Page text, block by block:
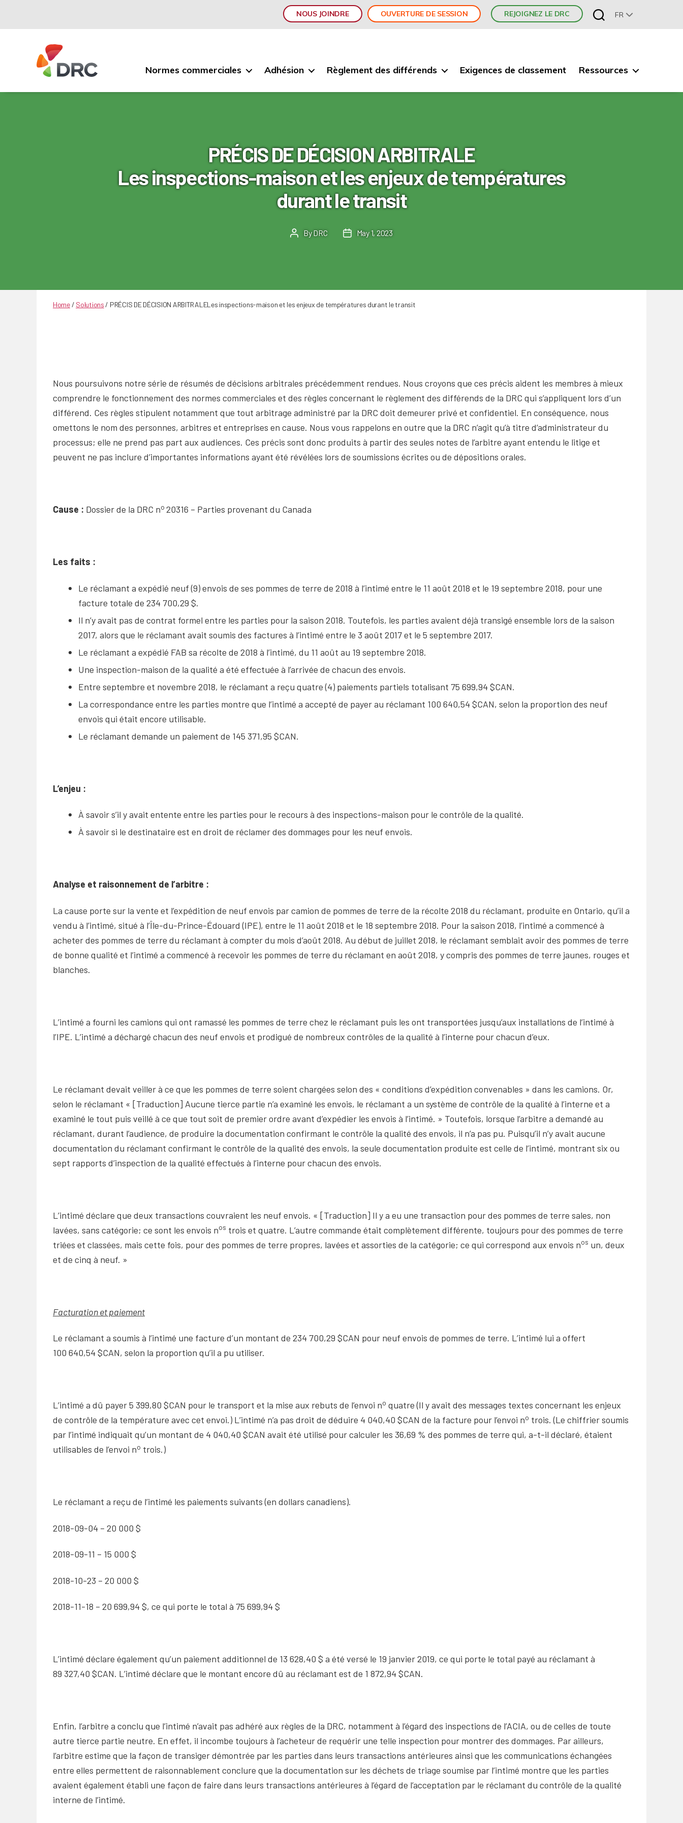
NOUS JOINDRE OUVERTURE DE SESSION REJOIGNEZ LE DRC FR
and
Normes commerciales Adhésion Règlement des différends Exigences de classement Ressources
PRÉCIS DE DÉCISION ARBITRALE
Les inspections-maison et les enjeux de températures
durant le transit
Post
ByDRC
PostMay 1, 2023
Home/ Solutions / PRÉCIS DE DÉCISION ARBITRALELes inspections-maison et les enjeux de températures durant le transit
Nous poursuivons notre série de résumés de décisions arbitrales précédemment rendues. Nous croyons que ces précis aident les membres à mieux
comprendre le fonctionnement des normes commerciales et des règles concernant le règlement des différends de la DRC qui s’appliquent lors d’un
différend. Ces règles stipulent notamment que tout arbitrage administré par la DRC doit demeurer privé et confidentiel. En conséquence, nous
omettons le nom des personnes, arbitres et entreprises en cause. Nous vous rappelons en outre que la DRC n’agit qu’à titre d’administrateur du
processus; elle ne prend pas part aux audiences. Ces précis sont donc produits à partir des seules notes de l’arbitre ayant entendu le litige et
peuvent ne pas inclure d’importantes informations ayant été révélées lors de soumissions écrites ou de dépositions orales.
Cause : Dossier de la DRC no 20316 – Parties provenant du Canada
Les faits :
Le réclamant a expédié neuf (9) envois de ses pommes de terre de 2018 à l’intimé entre le 11 août 2018 et le 19 septembre 2018, pour une
facture totale de 234 700,29 $.
Il n’y avait pas de contrat formel entre les parties pour la saison 2018. Toutefois, les parties avaient déjà transigé ensemble lors de la saison
2017, alors que le réclamant avait soumis des factures à l’intimé entre le 3 août 2017 et le 5 septembre 2017.
Le réclamant a expédié FAB sa récolte de 2018 à l’intimé, du 11 août au 19 septembre 2018.
Une inspection-maison de la qualité a été effectuée à l’arrivée de chacun des envois.
Entre septembre et novembre 2018, le réclamant a reçu quatre (4) paiements partiels totalisant 75 699,94 $CAN.
La correspondance entre les parties montre que l’intimé a accepté de payer au réclamant 100 640,54 $CAN, selon la proportion des neuf
envois qui était encore utilisable.
Le réclamant demande un paiement de 145 371,95 $CAN.
L’enjeu :
À savoir s’il y avait entente entre les parties pour le recours à des inspections-maison pour le contrôle de la qualité.
À savoir si le destinataire est en droit de réclamer des dommages pour les neuf envois.
Analyse et raisonnement de l’arbitre :
La cause porte sur la vente et l’expédition de neuf envois par camion de pommes de terre de la récolte 2018 du réclamant, produite en Ontario, qu’il a
vendu à l’intimé, situé à l’Île-du-Prince-Édouard (IPE), entre le 11 août 2018 et le 18 septembre 2018. Pour la saison 2018, l’intimé a commencé à
acheter des pommes de terre du réclamant à compter du mois d’août 2018. Au début de juillet 2018, le réclamant semblait avoir des pommes de terre
de bonne qualité et l’intimé a commencé à recevoir les pommes de terre du réclamant en août 2018, y compris des pommes de terre jaunes, rouges et
blanches.
L’intimé a fourni les camions qui ont ramassé les pommes de terre chez le réclamant puis les ont transportées jusqu’aux installations de l’intimé à
l’IPE. L’intimé a déchargé chacun des neuf envois et prodigué de nombreux contrôles de la qualité à l’interne pour chacun d’eux.
Le réclamant devait veiller à ce que les pommes de terre soient chargées selon des « conditions d’expédition convenables » dans les camions. Or,
selon le réclamant « [Traduction] Aucune tierce partie n’a examiné les envois, le réclamant a un système de contrôle de la qualité à l’interne et a
examiné le tout puis veillé à ce que tout soit de premier ordre avant d’expédier les envois à l’intimé. » Toutefois, lorsque l’arbitre a demandé au
réclamant, durant l’audience, de produire la documentation confirmant le contrôle la qualité des envois, il n’a pas pu. Puisqu’il n’y avait aucune
documentation du réclamant confirmant le contrôle de la qualité des envois, la seule documentation produite est celle de l’intimé, montrant six ou
sept rapports d’inspection de la qualité effectués à l’interne pour chacun des envois.
L’intimé déclare que deux transactions couvraient les neuf envois. « [Traduction] Il y a eu une transaction pour des pommes de terre sales, non
lavées, sans catégorie; ce sont les envois nos trois et quatre. L’autre commande était complètement différente, toujours pour des pommes de terre
triées et classées, mais cette fois, pour des pommes de terre propres, lavées et assorties de la catégorie; ce qui correspond aux envois nos un, deux
et de cinq à neuf. »
Facturation et paiement
Le réclamant a soumis à l’intimé une facture d’un montant de 234 700,29 $CAN pour neuf envois de pommes de terre. L’intimé lui a offert
100 640,54 $CAN, selon la proportion qu’il a pu utiliser.
L’intimé a dû payer 5 399,80 $CAN pour le transport et la mise aux rebuts de l’envoi no quatre (Il y avait des messages textes concernant les enjeux
de contrôle de la température avec cet envoi.) L’intimé n’a pas droit de déduire 4 040,40 $CAN de la facture pour l’envoi no trois. (Le chiffrier soumis
par l’intimé indiquait qu’un montant de 4 040,40 $CAN avait été utilisé pour calculer les 36,69 % des pommes de terre qui, a-t-il déclaré, étaient
utilisables de l’envoi no trois.)
Le réclamant a reçu de l’intimé les paiements suivants (en dollars canadiens).
2018-09-04 – 20 000 $
2018-09-11 – 15 000 $
2018-10-23 – 20 000 $
2018-11-18 – 20 699,94 $, ce qui porte le total à 75 699,94 $
L’intimé déclare également qu’un paiement additionnel de 13 628,40 $ a été versé le 19 janvier 2019, ce qui porte le total payé au réclamant à
89 327,40 $CAN. L’intimé déclare que le montant encore dû au réclamant est de 1 872,94 $CAN.
Enfin, l’arbitre a conclu que l’intimé n’avait pas adhéré aux règles de la DRC, notamment à l’égard des inspections de l’ACIA, ou de celles de toute
autre tierce partie neutre. En effet, il incombe toujours à l’acheteur de requérir une telle inspection pour montrer des dommages. Par ailleurs,
l’arbitre estime que la façon de transiger démontrée par les parties dans leurs transactions antérieures ainsi que les communications échangées
entre elles permettent de raisonnablement conclure que la documentation sur les déchets de triage soumise par l’intimé montre que les parties
avaient également établi une façon de faire dans leurs transactions antérieures à l’égard de l’acceptation par le réclamant du contrôle de la qualité
interne de l’intimé.